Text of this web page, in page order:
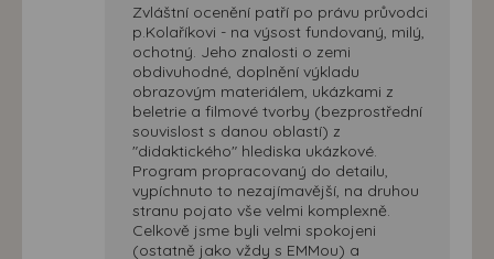
Zvláštní ocenění patří po právu průvodci
p.Kolaříkovi - na výsost fundovaný, milý,
ochotný. Jeho znalosti o zemi
obdivuhodné, doplnění výkladu
obrazovým materiálem, ukázkami z
beletrie a filmové tvorby (bezprostřední
souvislost s danou oblastí) z
"didaktického" hlediska ukázkové.
Program propracovaný do detailu,
vypíchnuto to nezajímavější, na druhou
stranu pojato vše velmi komplexně.
Celkově jsme byli velmi spokojeni
(ostatně jako vždy s EMMou) a